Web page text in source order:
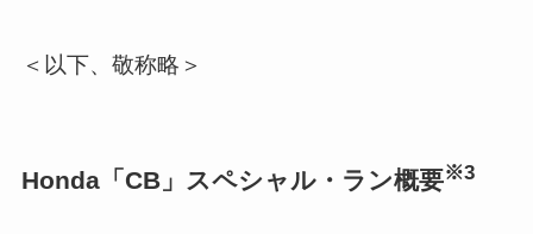
＜以下、敬称略＞
Honda「CB」スペシャル・ラン概要※3